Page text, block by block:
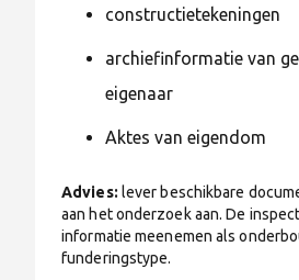
constructietekeningen
archiefinformatie van
eigenaar
Aktes van eigendom
Advies: lever beschikbare
aan het onderzoek aan. De
informatie meenemen als
funderingstype.